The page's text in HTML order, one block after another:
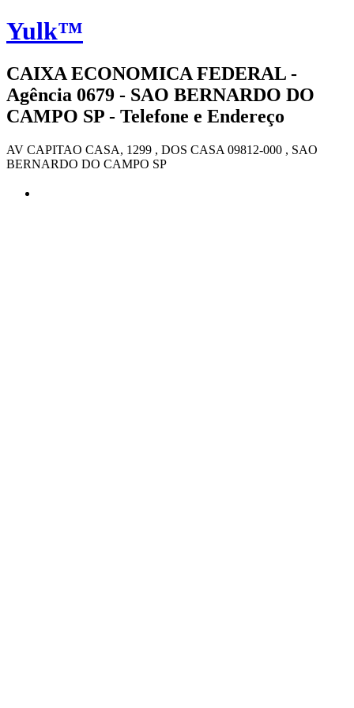
Yulk™
CAIXA ECONOMICA FEDERAL -
Agência 0679 - SAO BERNARDO DO
CAMPO SP - Telefone e Endereço
AV CAPITAO CASA, 1299 , DOS CASA 09812-000 , SAO
BERNARDO DO CAMPO SP